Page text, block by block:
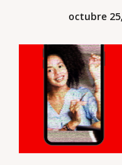
octubre